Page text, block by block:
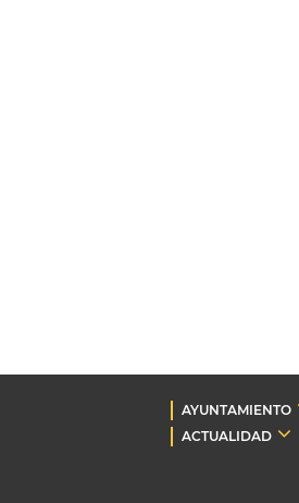
AYUNTAMIENTO
ACTUALIDAD